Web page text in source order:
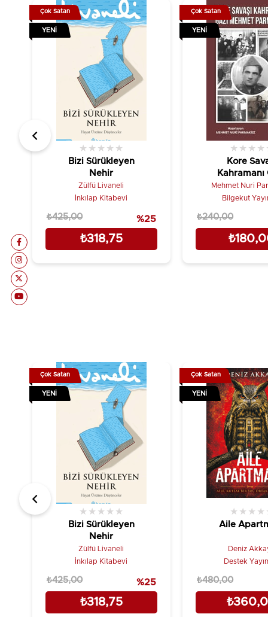
Bizi Sürükleyen
Nehir
★ ★ ★ ★ ★
Zülfü Livaneli
İnkılap Kitabevi
₺318,75
₺425,00 %25
Çok Satan
YENI
Kore
Kahramanı
Mehmet
★ ★ ★ ★
Mehmet Nuri
Bilgekut
₺240,00
Çok Satan
YENI
Bizi Sürükleyen
Nehir
★ ★ ★ ★ ★
Zülfü Livaneli
İnkılap Kitabevi
₺318,75
₺425,00 %25
Çok Satan
YENI
Aile
★ ★ ★ ★
Deniz
Destek
₺480,00
Çok Satan
YENI